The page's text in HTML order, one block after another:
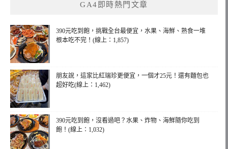
GA4即時熱門文章
390元吃到飽，挑戰全台最便宜，水果、海鮮、熟食一堆
根本吃不完！(線上：1,857)
朋友說，這家比紅瑞珍更便宜，一個才25元！還有麵包也
超好吃(線上：1,462)
390元吃到飽，沒看過吧？水果、炸物、海鮮隨你吃到
飽！(線上：1,032)